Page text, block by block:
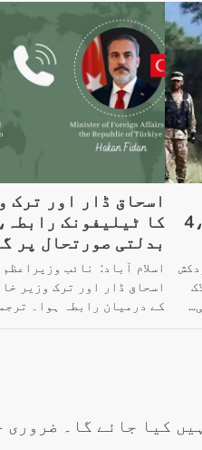
فورسز پر خودکش حملہ ناکام،4
اسحاق ڈار اور ترک
کا ٹیلیفونک
بدلتی صورتحال پر
اسلام آباد: نائب
اسحاق ڈار اور ترک وزیر
کے درمیان رابطہ ہوا۔
کیا جائے گا۔ ضروری